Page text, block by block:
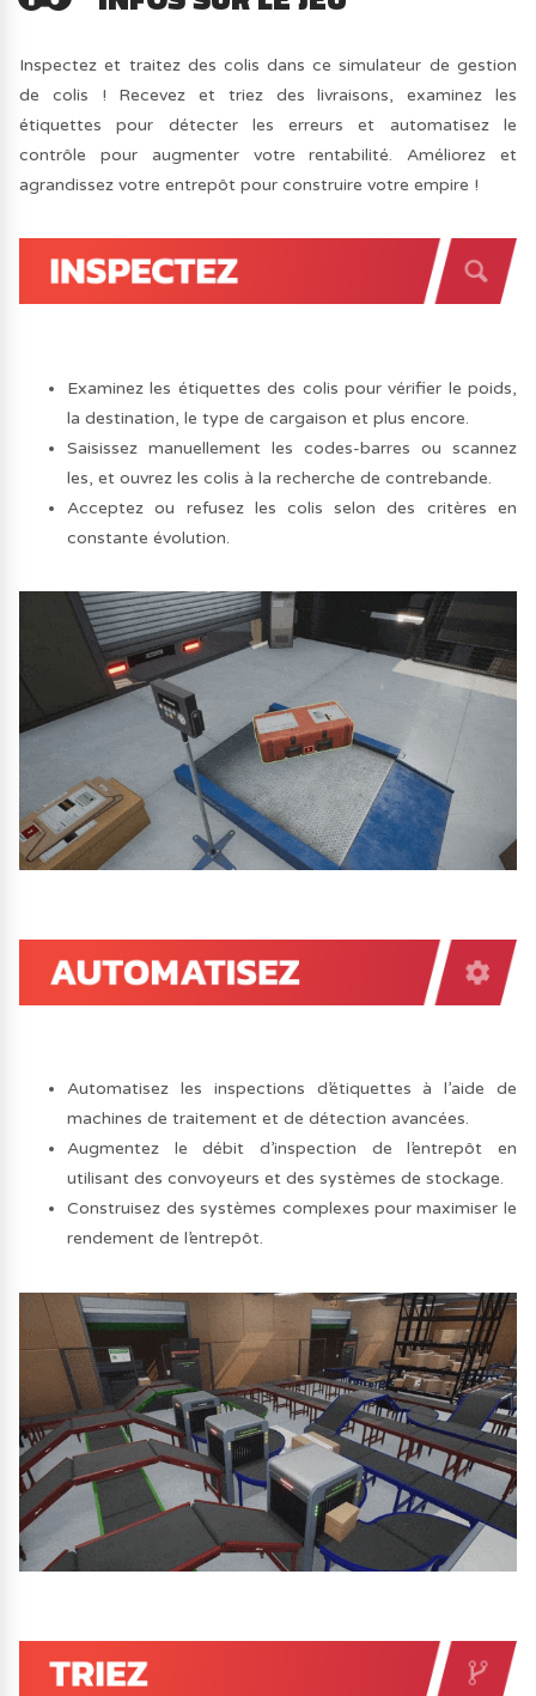
Inspectez et traitez des colis dans ce simulateur de gestion
de colis ! Recevez et triez des livraisons, examinez les
étiquettes pour détecter les erreurs et automatisez le
contrôle pour augmenter votre rentabilité. Améliorez et
agrandissez votre entrepôt pour construire votre empire !
Examinez les étiquettes des colis pour vérifier le poids,
la destination, le type de cargaison et plus encore.
Saisissez manuellement les codes-barres ou scannez
les, et ouvrez les colis à la recherche de contrebande.
Acceptez ou refusez les colis selon des critères en
constante évolution.
Automatisez les inspections d’étiquettes à l’aide de
machines de traitement et de détection avancées.
Augmentez le débit d’inspection de l’entrepôt en
utilisant des convoyeurs et des systèmes de stockage.
Construisez des systèmes complexes pour maximiser le
rendement de l’entrepôt.